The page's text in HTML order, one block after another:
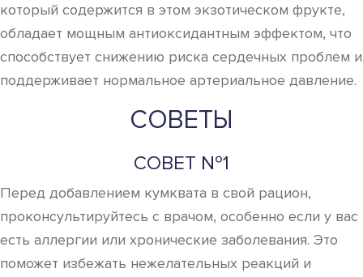
который содержится в этом экзотическом фрукте,
обладает мощным антиоксидантным эффектом, что
способствует снижению риска сердечных проблем и
поддерживает нормальное артериальное давление.
СОВЕТЫ
СОВЕТ №1
Перед добавлением кумквата в свой рацион,
проконсультируйтесь с врачом, особенно если у вас
есть аллергии или хронические заболевания. Это
поможет избежать нежелательных реакций и